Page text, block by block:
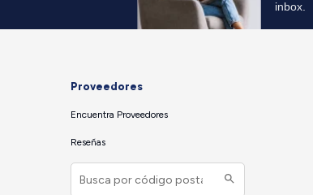
Proveedores
Encuentra Proveedores
Reseñas